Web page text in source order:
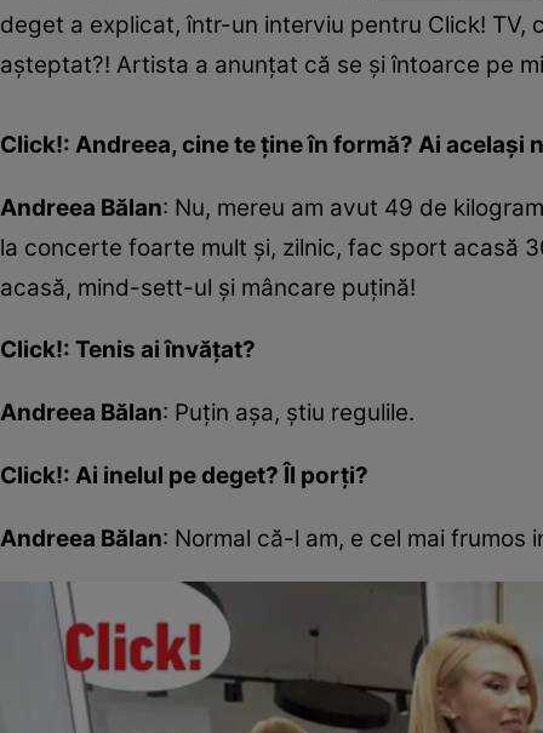
deget a explicat, într-un interviu pentru Click! TV,
așteptat?! Artista a anunțat că se și întoarce pe
Click!: Andreea, cine te ține în formă? Ai același
Andreea Bălan: Nu, mereu am avut 49 de
la concerte foarte mult și, zilnic, fac sport acasă
acasă, mind-sett-ul și mâncare puțină!
Click!: Tenis ai învățat?
Andreea Bălan: Puțin așa, știu regulile.
Click!: Ai inelul pe deget? Îl porți?
Andreea Bălan: Normal că-l am, e cel mai frumos